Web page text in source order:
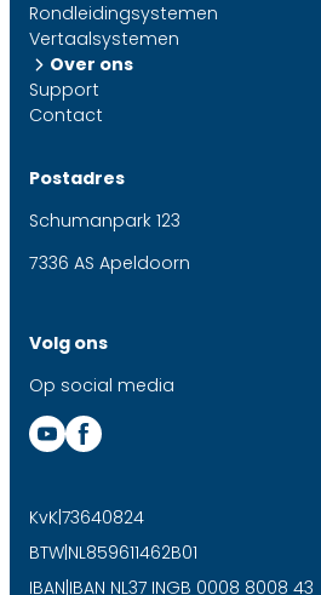
Rondleidingsystemen
Vertaalsystemen
Over ons
Support
Contact
Postadres
Schumanpark 123
7336 AS Apeldoorn
Volg ons
Op social media
KvK|73640824
BTW|NL859611462B01
IBAN|IBAN NL37 INGB 0008 8008 43